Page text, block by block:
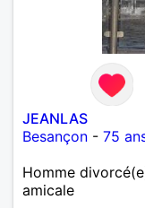
JEANLAS
Besançon - 75
Homme
amicale